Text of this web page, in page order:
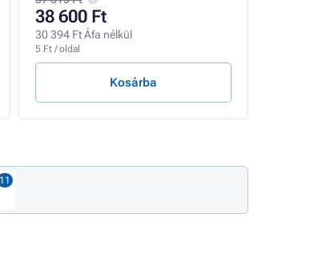
38 600 Ft
30 394 Ft Áfa nélkül
5 Ft / oldal
Kosárba